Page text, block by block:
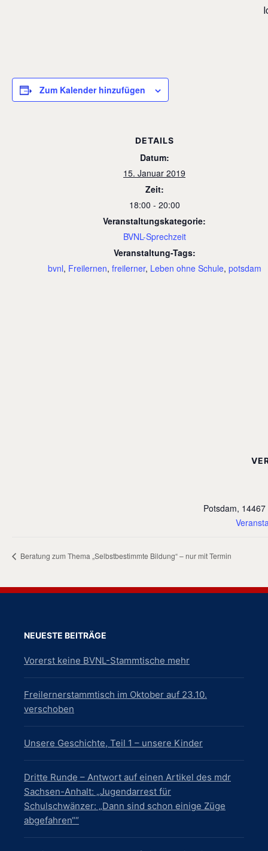
Zum Kalender hinzufügen
DETAILS
Datum:
15. Januar 2019
Zeit:
18:00 - 20:00
Veranstaltungskategorie:
BVNL-Sprechzeit
Veranstaltung-Tags:
bvnl, Freilernen, freilerner, Leben ohne Schule, potsdam
Potsdam, 14467
Beratung zum Thema „Selbstbestimmte Bildung“ – nur mit Termin
NEUESTE BEITRÄGE
Vorerst keine BVNL-Stammtische mehr
Freilernerstammtisch im Oktober auf 23.10.
verschoben
Unsere Geschichte, Teil 1 – unsere Kinder
Dritte Runde – Antwort auf einen Artikel des mdr
Sachsen-Anhalt: „Jugendarrest für
Schulschwänzer: „Dann sind schon einige Züge
abgefahren““